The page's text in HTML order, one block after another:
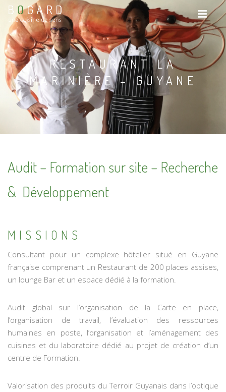
RESTAURANT LA
MARINIÈRE – GUYANE
Audit – Formation sur site – Recherche
& Développement
MISSIONS
Consultant pour un complexe hôtelier situé en Guyane
française comprenant un Restaurant de 200 places assises,
un lounge Bar et un espace dédié à la formation.
Audit global sur l’organisation de la Carte en place,
l’organisation de travail, l’évaluation des ressources
humaines en poste, l’organisation et l’aménagement des
cuisines et du laboratoire dédié au projet de création d’un
centre de Formation.
Valorisation des produits du Terroir Guyanais dans l’optique